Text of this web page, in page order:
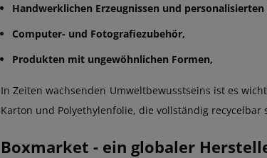
Handwerklichen Erzeugnissen und
Computer- und Fotografiezubehör,
Produkten mit ungewöhnlichen Formen,
In Zeiten wachsenden Umweltbewusstseins ist es
Karton und Polyethylenfolie, die vollständig recycelbar
Boxmarket - ein globaler